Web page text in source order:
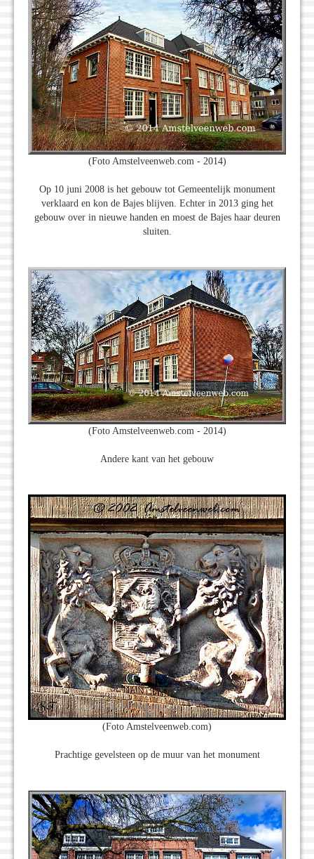
(Foto Amstelveenweb.com - 2014)
Op 10 juni 2008 is het gebouw tot Gemeentelijk monument
verklaard en kon de Bajes blijven. Echter in 2013 ging het
gebouw over in nieuwe handen en moest de Bajes haar deuren
sluiten.
(Foto Amstelveenweb.com - 2014)
Andere kant van het gebouw
(Foto Amstelveenweb.com)
Prachtige gevelsteen op de muur van het monument